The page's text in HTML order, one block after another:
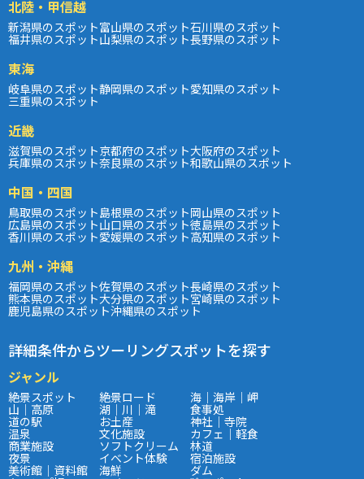
北陸・甲信越
新潟県のスポット富山県のスポット石川県のスポット
福井県のスポット山梨県のスポット長野県のスポット
東海
岐阜県のスポット静岡県のスポット愛知県のスポット
三重県のスポット
近畿
滋賀県のスポット京都府のスポット大阪府のスポット
兵庫県のスポット奈良県のスポット和歌山県のスポット
中国・四国
鳥取県のスポット島根県のスポット岡山県のスポット
広島県のスポット山口県のスポット徳島県のスポット
香川県のスポット愛媛県のスポット高知県のスポット
九州・沖縄
福岡県のスポット佐賀県のスポット長崎県のスポット
熊本県のスポット大分県のスポット宮崎県のスポット
鹿児島県のスポット沖縄県のスポット
詳細条件からツーリングスポットを探す
ジャンル
絶景スポット 絶景ロード 海｜海岸｜岬
山｜高原 湖｜川｜滝 食事処
道の駅 お土産 神社｜寺院
温泉 文化施設 カフェ｜軽食
商業施設 ソフトクリーム 林道
夜景 イベント体験 宿泊施設
美術館｜資料館 海鮮 ダム